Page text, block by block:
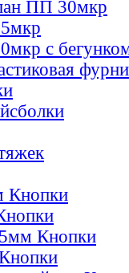
ПП 30мкр
с
Кнопки
Кнопки